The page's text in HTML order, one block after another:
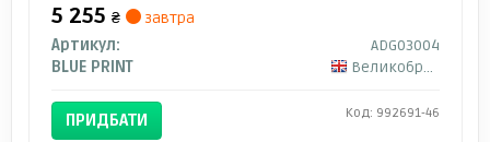
5 255 ₴
завтра
Артикул:
ADG03004
BLUE PRINT
Великобританія
ПРИДБАТИ Код: 992691-46